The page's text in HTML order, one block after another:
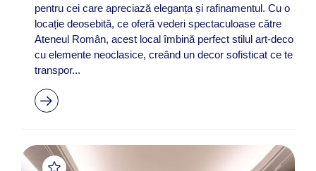
pentru cei care apreciază eleganța și rafinamentul. Cu o
locație deosebită, ce oferă vederi spectaculoase către
Ateneul Român, acest local îmbină perfect stilul art-deco
cu elemente neoclasice, creând un decor sofisticat ce te
transpor...